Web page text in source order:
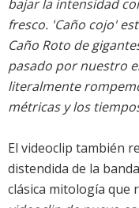
bajar la intensidad
fresco. 'Caño cojo'
Caño Roto de
pasado por nuestro
literalmente
métricas y los
El videoclip también
distendida de la
clásica mitología que